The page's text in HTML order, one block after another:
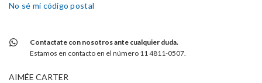
No sé mi código postal
Contactate con nosotros ante cualquier duda.
Estamos en contacto en el número 11 4811-0507.
AIMÉE CARTER